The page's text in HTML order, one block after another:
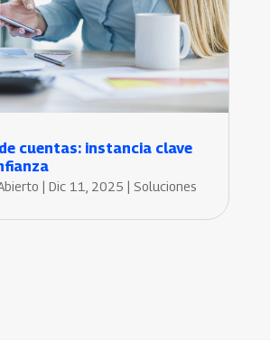
cuentas: instancia clave
| Dic 11, 2025 | Soluciones